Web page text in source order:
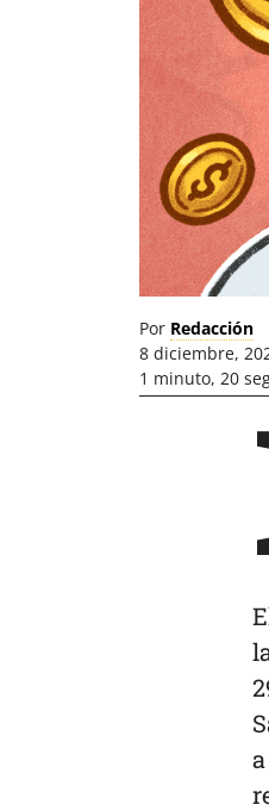
Por Redacción
8 diciembre,
1 minuto, 20